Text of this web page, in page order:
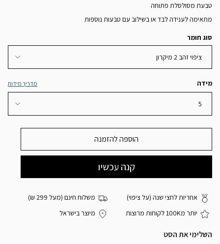
טבעת מסולסלת פתוחה
מתאימה לענידה לבד או בשילוב עם טבעות נוספות
סוג חומר
ציפוי זהב 2 מיקרון
מידה מדריך מידות
5
הוספה להזמנה
אחריות לחצי שנה (על ציפוי)
משלוח חינם (מעל 299 ₪)
יותר מ100K לקוחות מרוצות
מיוצר בישראל
השלימי את הסט